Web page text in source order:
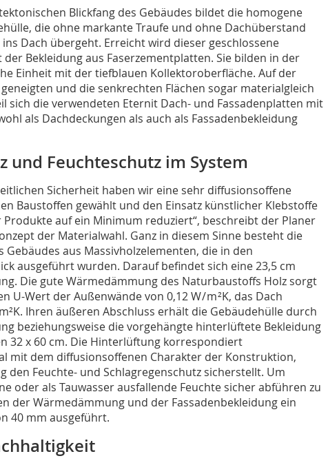
Blickfang des Gebäudes bildet die homogene
die ohne markante Traufe und ohne Dachüberstand
Dach übergeht. Erreicht wird dieser geschlossene
Bekleidung aus Faserzementplatten. Sie bilden in der
Einheit mit der tiefblauen Kollektoroberfläche. Auf der
und die senkrechten Flächen sogar materialgleich
sich die verwendeten Eternit Dach- und Fassadenplatten mit
als Dachdeckungen als auch als Fassadenbekleidung
und Feuchteschutz im System
Sicherheit haben wir eine sehr diffusionsoffene
Baustoffen gewählt und den Einsatz künstlicher Klebstoffe
auf ein Minimum reduziert“, beschreibt der Planer
der Materialwahl. Ganz in diesem Sinne besteht die
aus Massivholzelementen, die in den
ausgeführt wurden. Darauf befindet sich eine 23,5 cm
Die gute Wärmedämmung des Naturbaustoffs Holz sorgt
U-Wert der Außenwände von 0,12 W / m ²K, das Dach
Ihren äußeren Abschluss erhält die Gebäudehülle durch
beziehungsweise die vorgehängte hinterlüftete Bekleidung
32 x 60 cm. Die Hinterlüftung korrespondiert
mit dem diffusionsoffenen Charakter der Konstruktion,
den Feuchte- und Schlagregenschutz sicherstellt. Um
oder als Tauwasser ausfallende Feuchte sicher abführen zu
der Wärmedämmung und der Fassadenbekleidung ein
40 mm ausgeführt.